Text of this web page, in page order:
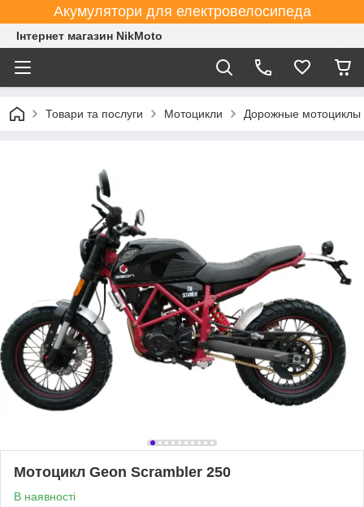
Акумулятори для електровелосипеда
Інтернет магазин NikMoto
Товари та послуги Мотоцикли Дорожные мотоциклы
Мотоцикл Geon Scrambler 250
В наявності